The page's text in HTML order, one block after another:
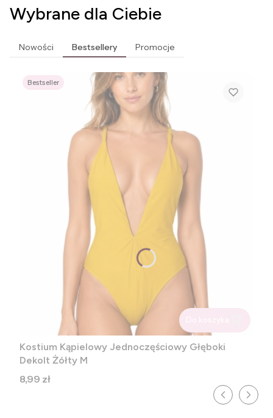
Wybrane dla Ciebie
Nowości Bestsellery Promocje
Bestseller
Kostium Kąpielowy Jednoczęściowy Głęboki
Dekolt Żółty M
Cena
8,99 zł